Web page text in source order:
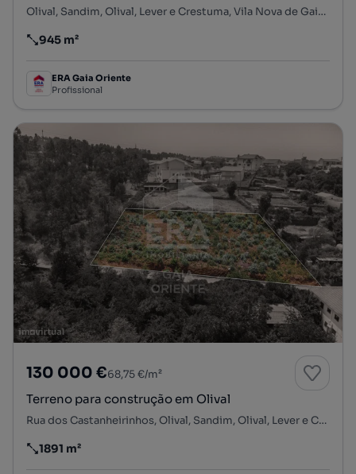
Olival, Sandim, Olival, Lever e Crestuma, Vila Nova de Gaia, Porto
Preço por metro quadrado
945 m²
ERA Gaia Oriente
Profissional
130 000 €68,75 €/m²
Terreno para construção em Olival
Rua dos Castanheirinhos, Olival, Sandim, Olival, Lever e Crestuma, Vila Nova de Gaia, Porto
Preço por metro quadrado
1891 m²